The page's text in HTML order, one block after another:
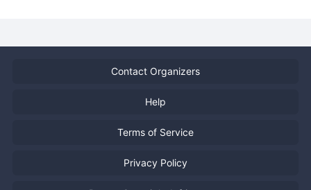
Contact Organizers
Help
Terms of Service
Privacy Policy